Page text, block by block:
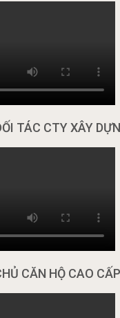
TÁC CTY XÂY
CĂN HỘ CAO CẤP